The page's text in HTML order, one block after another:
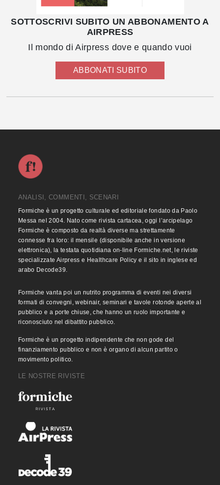
SOTTOSCRIVI SUBITO UN ABBONAMENTO A
AIRPRESS
Il mondo di Airpress dove e quando vuoi
ABBONATI SUBITO
ANALISI, COMMENTI, SCENARI
Formiche è un progetto culturale ed editoriale fondato da Paolo
Messa nel 2004. Nato come rivista cartacea, oggi l’arcipelago
Formiche è composto da realtà diverse ma strettamente
connesse fra loro: il mensile (disponibile anche in versione
elettronica), la testata quotidiana on-line Formiche.net, le riviste
specializzate Airpress e Healthcare Policy e il sito in inglese ed
arabo Decode39.
Formiche vanta poi un nutrito programma di eventi nei diversi
formati di convegni, webinair, seminari e tavole rotonde aperte al
pubblico e a porte chiuse, che hanno un ruolo importante e
riconosciuto nel dibattito pubblico.
Formiche è un progetto indipendente che non gode del
finanziamento pubblico e non è organo di alcun partito o
movimento politico.
LE NOSTRE RIVISTE